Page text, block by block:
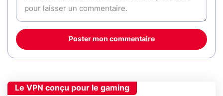
Poster mon commentaire
Le VPN conçu pour le gaming